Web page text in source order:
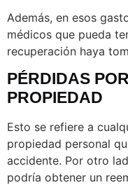
Además, en esos
médicos que pueda
recuperación haya
PÉRDIDAS
PROPIEDAD
Esto se refiere a
propiedad personal
accidente. Por otro
podría obtener un